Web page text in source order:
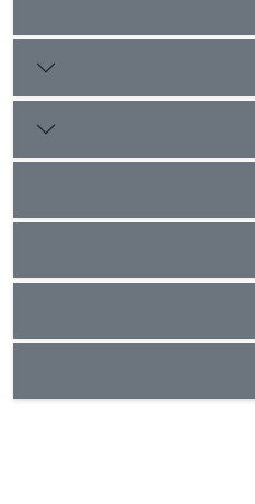
به نظر می‌رسد.